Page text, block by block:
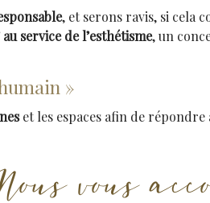
, et serons ravis, si cela
service de l’esthétisme, un
»
et les espaces afin de
vous